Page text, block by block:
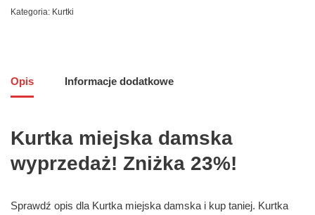
Kategoria: Kurtki
Opis Informacje dodatkowe
Kurtka miejska damska
wyprzedaż! Zniżka 23%!
Sprawdź opis dla Kurtka miejska damska i kup taniej. Kurtka